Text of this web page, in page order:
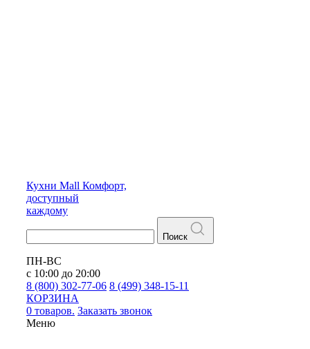
Кухни Mall Комфорт,
доступный
каждому
Поиск
ПН-ВС
с 10:00 до 20:00
8 (800) 302-77-06 8 (499) 348-15-11
КОРЗИНА
0 товаров. Заказать звонок
Меню